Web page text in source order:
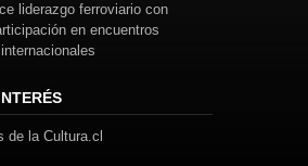
liderazgo ferroviario con
en encuentros
de la Cultura.cl